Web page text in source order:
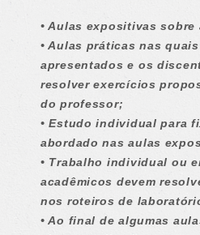
• Aulas expositivas sobre
• Aulas práticas nas
apresentados e os
resolver exercícios
do professor;
• Estudo individual para
abordado nas aulas
• Trabalho individual ou
acadêmicos devem
nos roteiros de
• Ao final de algumas